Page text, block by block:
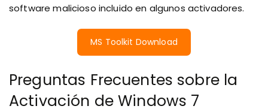
software malicioso incluido en algunos activadores.
MS Toolkit Download
Preguntas Frecuentes sobre la
Activación de Windows 7